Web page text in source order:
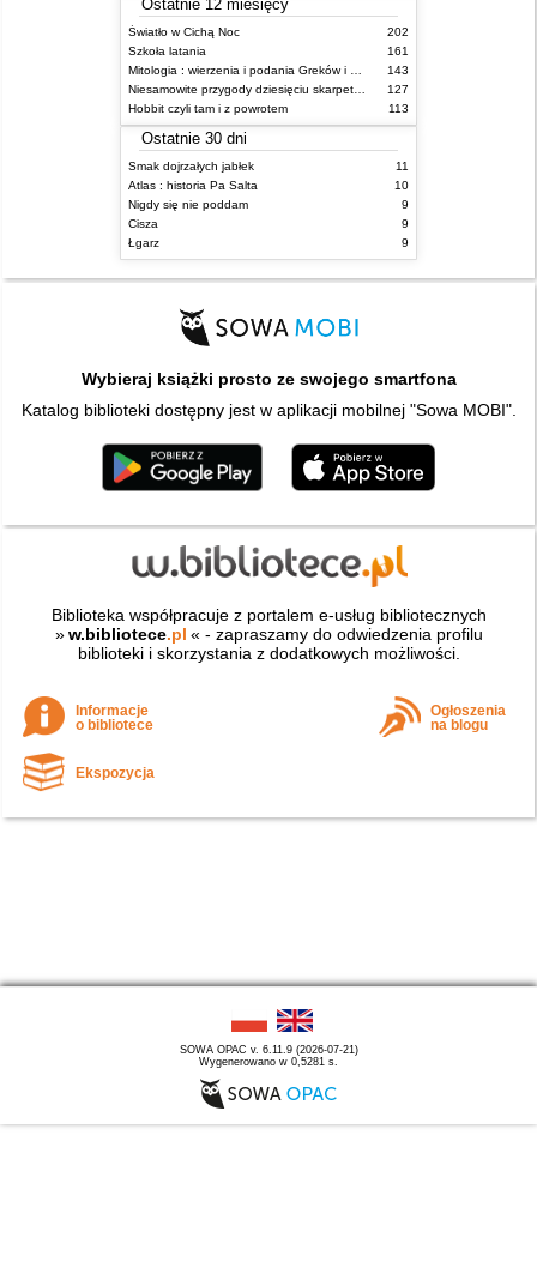
Ostatnie 12 miesięcy
Światło w Cichą Noc
202
Szkoła latania
161
Mitologia : wierzenia i podania Greków i Rzymian
143
Niesamowite przygody dziesięciu skarpetek : (czterech prawych i sześciu lewych)
127
Hobbit czyli tam i z powrotem
113
Ostatnie 30 dni
Smak dojrzałych jabłek
11
Atlas : historia Pa Salta
10
Nigdy się nie poddam
9
Cisza
9
Łgarz
9
Wybieraj książki prosto ze swojego smartfona
Katalog biblioteki dostępny jest w aplikacji mobilnej "Sowa MOBI".
Biblioteka współpracuje z portalem e-usług bibliotecznych
» w.bibliotece.pl « - zapraszamy do odwiedzenia profilu
biblioteki i skorzystania z dodatkowych możliwości.
Informacje
o bibliotece
Ogłoszenia
na blogu
Ekspozycja
SOWA OPAC v. 6.11.9 (2026-07-21)
Wygenerowano w 0,5281 s.